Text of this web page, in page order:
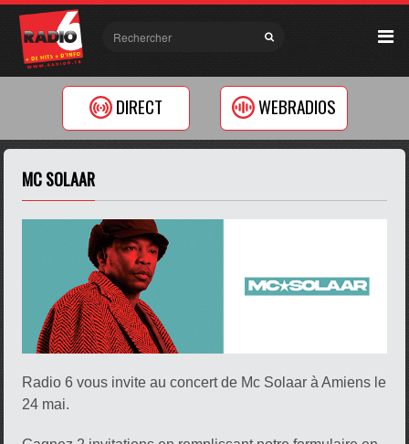
DIRECT WEBRADIOS
MC SOLAAR
Radio 6 vous invite au concert de Mc Solaar à Amiens le
24 mai.